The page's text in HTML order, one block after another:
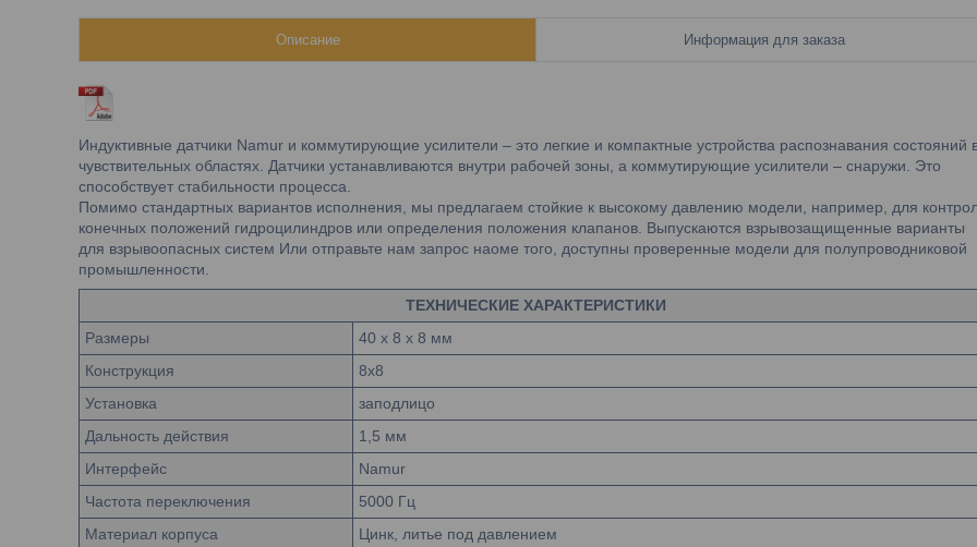
Описание Информация для заказа
Индуктивные датчики Namur и коммутирующие усилители – это легкие и компактные устройства распознавания состояний
чувствительных областях. Датчики устанавливаются внутри рабочей зоны, а коммутирующие усилители – снаружи. Это
способствует стабильности процесса.
Помимо стандартных вариантов исполнения, мы предлагаем стойкие к высокому давлению модели, например, для
конечных положений гидроцилиндров или определения положения клапанов. Выпускаются взрывозащищенные варианты
для взрывоопасных систем Или отправьте нам запрос наоме того, доступны проверенные модели для полупроводниковой
промышленности.
ТЕХНИЧЕСКИЕ ХАРАКТЕРИСТИКИ
Размеры
40 x 8 x 8 мм
Конструкция
8x8
Установка
заподлицо
Дальность действия
1,5 мм
Интерфейс
Namur
Частота переключения
5000 Гц
Материал корпуса
Цинк, литье под давлением